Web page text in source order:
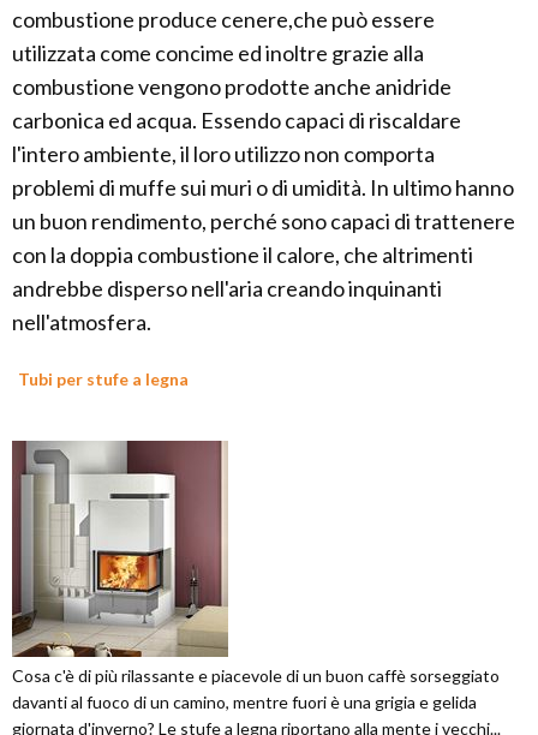
combustione produce cenere,che può essere
utilizzata come concime ed inoltre grazie alla
combustione vengono prodotte anche anidride
carbonica ed acqua. Essendo capaci di riscaldare
l'intero ambiente, il loro utilizzo non comporta
problemi di muffe sui muri o di umidità. In ultimo hanno
un buon rendimento, perché sono capaci di trattenere
con la doppia combustione il calore, che altrimenti
andrebbe disperso nell'aria creando inquinanti
nell'atmosfera.
Tubi per stufe a legna
Cosa c'è di più rilassante e piacevole di un buon caffè sorseggiato
davanti al fuoco di un camino, mentre fuori è una grigia e gelida
giornata d'inverno? Le stufe a legna riportano alla mente i vecchi...